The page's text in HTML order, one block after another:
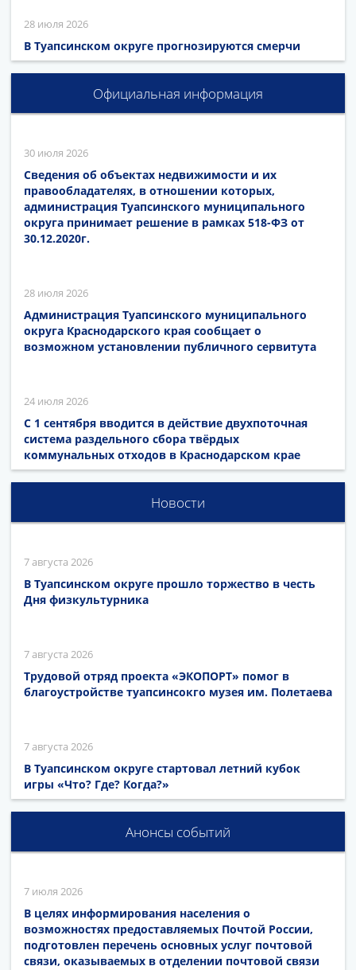
28 июля 2026
В Туапсинском округе прогнозируются смерчи
Официальная информация
30 июля 2026
Сведения об объектах недвижимости и их
правообладателях, в отношении которых,
администрация Туапсинского муниципального
округа принимает решение в рамках 518-ФЗ от
30.12.2020г.
28 июля 2026
Администрация Туапсинского муниципального
округа Краснодарского края сообщает о
возможном установлении публичного сервитута
24 июля 2026
С 1 сентября вводится в действие двухпоточная
система раздельного сбора твёрдых
коммунальных отходов в Краснодарском крае
Новости
7 августа 2026
В Туапсинском округе прошло торжество в честь
Дня физкультурника
7 августа 2026
Трудовой отряд проекта «ЭКОПОРТ» помог в
благоустройстве туапсинсокго музея им. Полетаева
7 августа 2026
В Туапсинском округе стартовал летний кубок
игры «Что? Где? Когда?»
Анонсы событий
7 июля 2026
В целях информирования населения о
возможностях предоставляемых Почтой России,
подготовлен перечень основных услуг почтовой
связи, оказываемых в отделении почтовой связи